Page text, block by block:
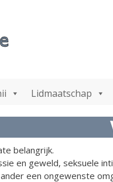
Lidmaatschap
belangrijk.
en geweld, seksuele
een ongewenste